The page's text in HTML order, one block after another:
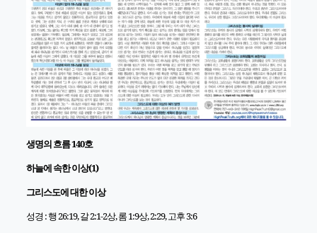
생명의 흐름 140호
하늘에 속한 이상(1)
그리스도에 대한 이상
성경 : 행 26:19, 갈 2:1-2상, 롬 1:9상, 2:29, 고후 3:6